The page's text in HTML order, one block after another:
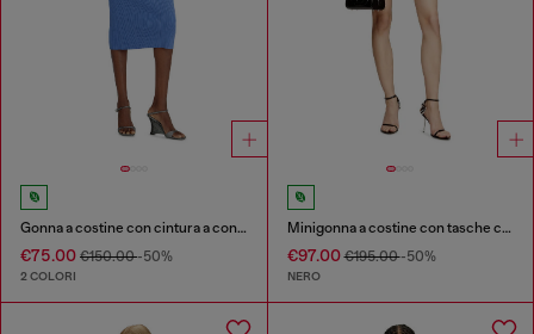
Gonna a costine con cintura a contrasto
€75.00 €150.00-50%
2 COLORI
Minigonna a costine con tasche cargo
€97.00€195.00-50%
NERO